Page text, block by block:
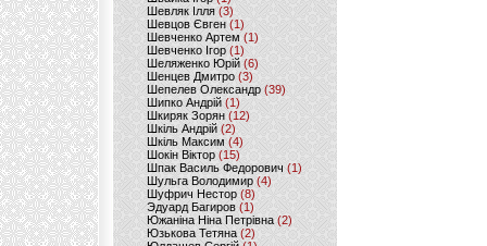
Шевляк Ілля (3)
Шевцов Євген (1)
Шевченко Артем(1)
Шевченко Ігор(1)
Шеляженко Юрій (6)
Шенцев Дмитро (3)
Шепелев Олександр (39)
Шипко Андрій(1)
Шкиряк Зорян(12)
Шкіль Андрій(2)
Шкіль Максим (4)
Шокін Віктор (15)
Шпак Василь Федорович (1)
Шульга Володимир (4)
Шуфрич Нестор(8)
Эдуард Багиров (1)
Южаніна Ніна Петрівна (2)
Юзькова Тетяна(2)